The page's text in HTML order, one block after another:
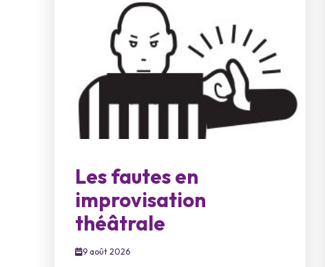
Les fautes en
improvisation
théâtrale
9 août 2026